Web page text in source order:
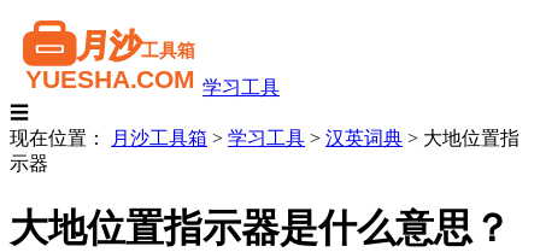
学习工具
☰
现在位置：
月沙工具箱 > 学习工具 > 汉英词典 > 大地位置指
示器
大地位置指示器是什么意思？